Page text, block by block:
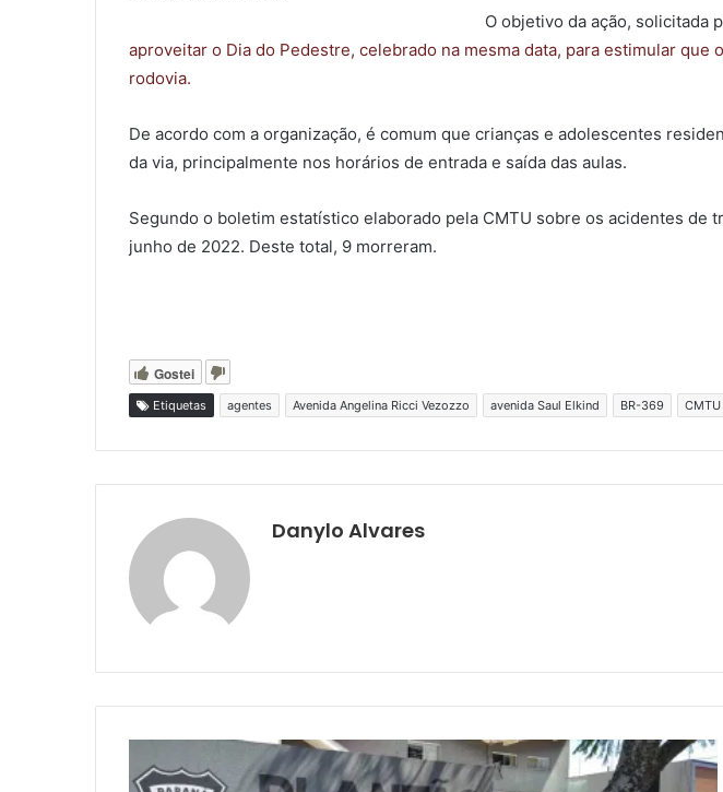
O objetivo da ação, solicitada
aproveitar o Dia do Pedestre, celebrado na mesma data, para estimular
rodovia.
De acordo com a organização, é comum que crianças e adolescentes
da via, principalmente nos horários de entrada e saída das aulas.
Segundo o boletim estatístico elaborado pela CMTU sobre os acidentes
junho de 2022. Deste total, 9 morreram.
Gostei
Etiquetas agentes Avenida Angelina Ricci Vezozzo avenida Saul Elkind BR-369 CMTU
Danylo Alvares